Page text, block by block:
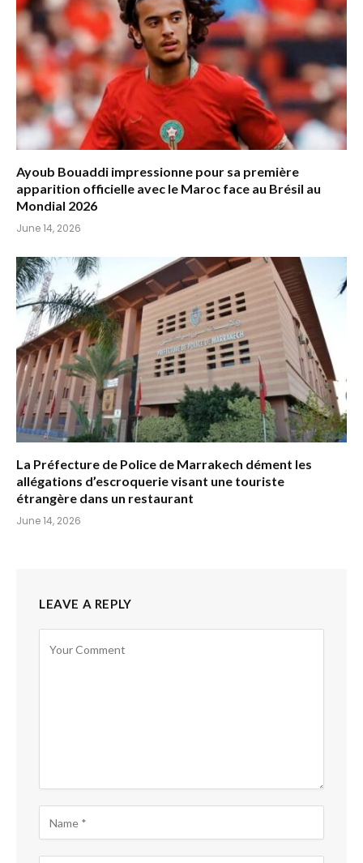
Ayoub Bouaddi impressionne pour sa première
apparition officielle avec le Maroc face au Brésil au
Mondial 2026
June 14, 2026
La Préfecture de Police de Marrakech dément les
allégations d’escroquerie visant une touriste
étrangère dans un restaurant
June 14, 2026
LEAVE A REPLY